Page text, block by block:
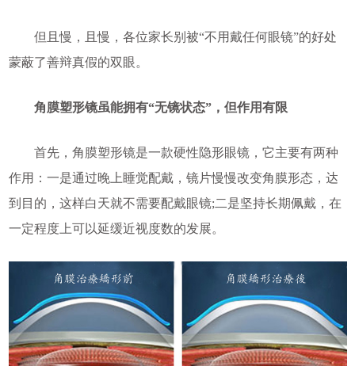
但且慢，且慢，各位家长别被“不用戴任何眼镜”的好处
蒙蔽了善辩真假的双眼。
角膜塑形镜虽能拥有“无镜状态”，但作用有限
首先，角膜塑形镜是一款硬性隐形眼镜，它主要有两种
作用：一是通过晚上睡觉配戴，镜片慢慢改变角膜形态，达
到目的，这样白天就不需要配戴眼镜;二是坚持长期佩戴，在
一定程度上可以延缓近视度数的发展。